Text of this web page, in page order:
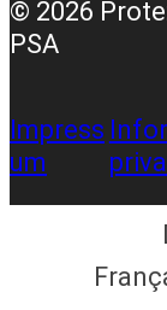
© 2026
PSA
Impress
um